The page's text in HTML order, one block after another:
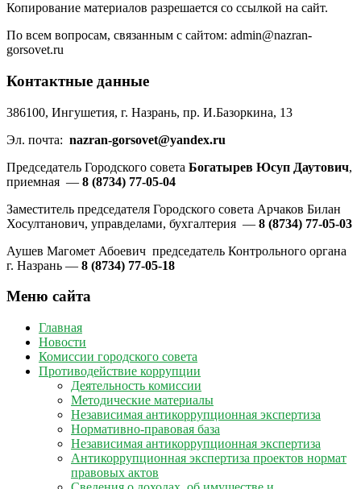
Копирование материалов разрешается со ссылкой на сайт.
По всем вопросам, связанным с сайтом: admin@nazran-
gorsovet.ru
Контактные данные
386100, Ингушетия, г. Назрань, пр. И.Базоркина, 13
Эл. почта: nazran-gorsovet@yandex.ru
Председатель Городского совета Богатырев Юсуп Даутович,
приемная — 8 (8734) 77-05-04
Заместитель председателя Городского совета Арчаков Билан
Хосултанович, управделами, бухгалтерия — 8 (8734) 77-05-03
Аушев Магомет Абоевич председатель Контрольного органа
г. Назрань — 8 (8734) 77-05-18
Меню сайта
Главная
Новости
Комиссии городского совета
Противодействие коррупции
Деятельность комиссии
Методические материалы
Независимая антикоррупционная экспертиза
Нормативно-правовая база
Независимая антикоррупционная экспертиза
Антикоррупционная экспертиза проектов нормат
правовых актов